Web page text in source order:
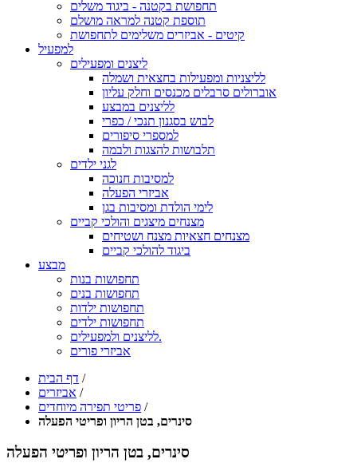
תחפושת בקטנה - ביגוד משלים
תוספת קטנה למראה מושלם
קיטים - אביזרים משלימים לתחפושת
למפעיל
ליצנים ומפעילים
לליצניות ומפעילות בחצאית ושמלה
אוברולים סרבלים מכנסים וחלק עליון
לליצנים במבצע
לבוש בסגנון תנכי / כפרי
למספרי סיפורים
תלבושות להצגות ולבמה
לגני ילדים
למסיבות חנוכה
אביזרי הפעלה
לימי הולדת ומסיבות בגן
מצנחים מיצגים והולכי קביים
מצנחים חצאיות מצנח ושטיחים
ביגוד להולכי קביים
מבצע
תחפושות בנות
תחפושות בנים
תחפושות ילדות
תחפושות ילדים
לליצנים ולמפעילים.
אביזרי פורים
דף הבית /
אביזרים /
פריטי תפירה מיוחדים /
סינרים, בטן הריון ופריטי הפעלה
סינרים, בטן הריון ופריטי הפעלה